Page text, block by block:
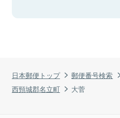
日本郵便トップ 郵便番号検索
西頸城郡名立町
大菅